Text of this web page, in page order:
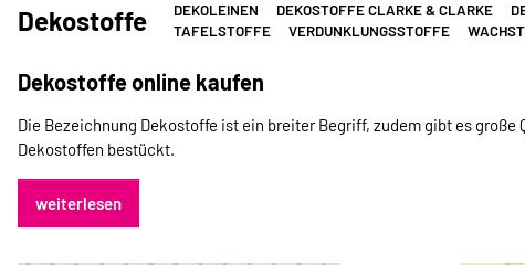
Dekostoffe DEKOLEINEN DEKOSTOFFE CLARKE & CLARKE
TAFELSTOFFE
VERDUNKLUNGSSTOFFE
Dekostoffe online kaufen
Die Bezeichnung Dekostoffe ist ein breiter Begriff, zudem gibt es
Dekostoffen bestückt.
weiterlesen